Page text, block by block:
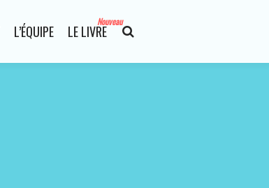
L’ÉQUIPE LE LIVRE
Nouveau